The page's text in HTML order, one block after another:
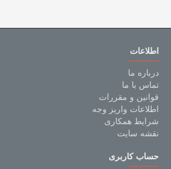
اطلاعات
درباره ما
تماس با ما
قوانین و مقررات
اطلاعات واریز وجه
شرایط همکاری
نقشه سایت
حساب کاربری